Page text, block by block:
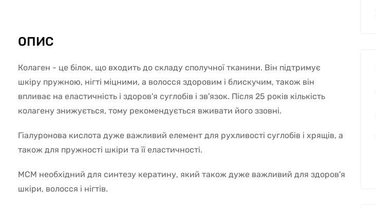
ОПИС
Колаген - це білок, що входить до складу сполучної тканини. Він підтримує
шкіру пружною, нігті міцними, а волосся здоровим і блискучим, також він
впливає на еластичність і здоров'я суглобів і зв'язок. Після 25 років кількість
колагену знижується, тому рекомендується вживати його ззовні.
Гіалуронова кислота дуже важливий елемент для рухливості суглобів і хрящів, а
також для пружності шкіри та її еластичності.
МСМ необхідний для синтезу кератину, який також дуже важливий для здоров'я
шкіри, волосся і нігтів.